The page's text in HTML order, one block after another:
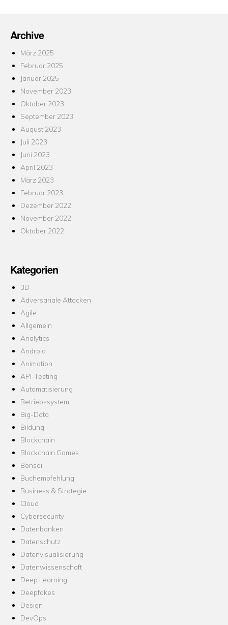
Archive
März 2025
Februar 2025
Januar 2025
November 2023
Oktober 2023
September 2023
August 2023
Juli 2023
Juni 2023
April 2023
März 2023
Februar 2023
Dezember 2022
November 2022
Oktober 2022
Kategorien
3D
Adversariale Attacken
Agile
Allgemein
Analytics
Android
Animation
API-Testing
Automatisierung
Betriebssystem
Big-Data
Bildung
Blockchain
Blockchain Games
Bonsai
Buchempfehlung
Business & Strategie
Cloud
Cybersecurity
Datenbanken
Datenschutz
Datenvisualisierung
Datenwissenschaft
Deep Learning
Deepfakes
Design
DevOps